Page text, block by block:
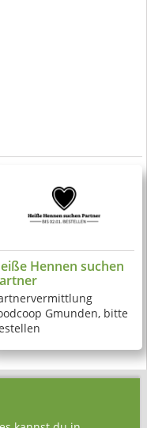
Hennen suchen
Gmunden, bitte